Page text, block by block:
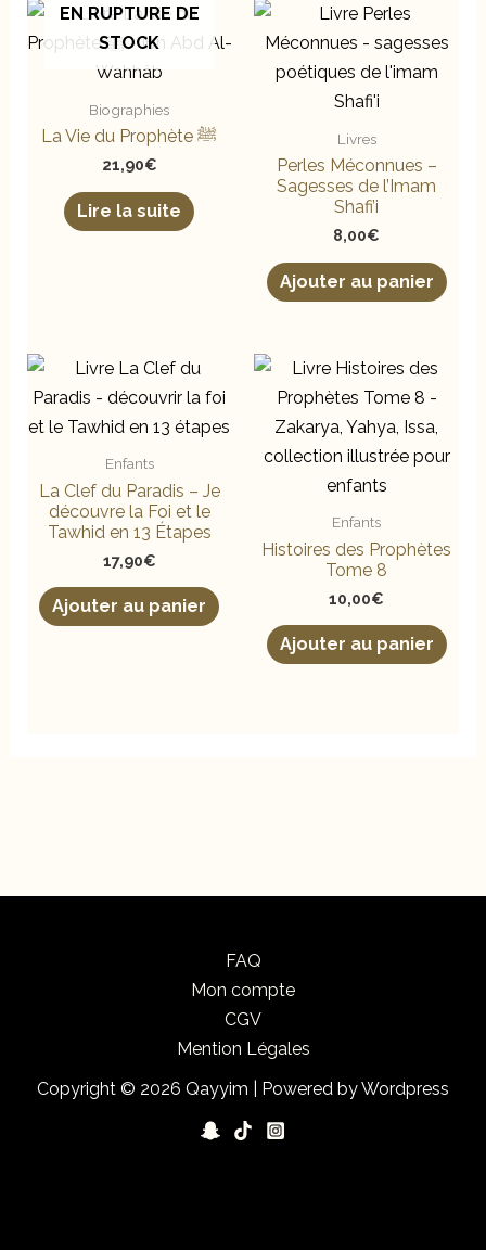
EN RUPTURE DE
STOCK
Biographies
La Vie du Prophète ﷺ
21,90€
Lire la suite
Livres
Perles Méconnues –
Sagesses de l’Imam
Shafi’i
8,00€
Ajouter au panier
Enfants
La Clef du Paradis – Je
découvre la Foi et le
Tawhid en 13 Étapes
17,90€
Ajouter au panier
Enfants
Histoires des Prophètes
Tome 8
10,00€
Ajouter au panier
FAQ
Mon compte
CGV
Mention Légales
Copyright © 2026 Qayyim | Powered by Wordpress